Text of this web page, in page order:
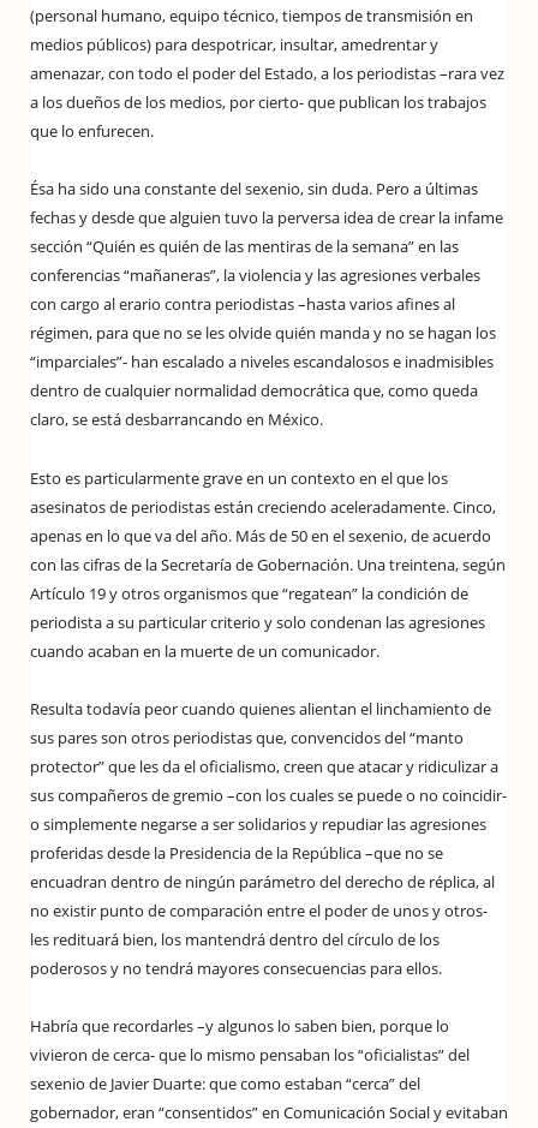
(personal humano, equipo técnico, tiempos de transmisión en
medios públicos) para despotricar, insultar, amedrentar y
amenazar, con todo el poder del Estado, a los periodistas –rara vez
a los dueños de los medios, por cierto- que publican los trabajos
que lo enfurecen.
Ésa ha sido una constante del sexenio, sin duda. Pero a últimas
fechas y desde que alguien tuvo la perversa idea de crear la infame
sección “Quién es quién de las mentiras de la semana” en las
conferencias “mañaneras”, la violencia y las agresiones verbales
con cargo al erario contra periodistas –hasta varios afines al
régimen, para que no se les olvide quién manda y no se hagan los
“imparciales”- han escalado a niveles escandalosos e inadmisibles
dentro de cualquier normalidad democrática que, como queda
claro, se está desbarrancando en México.
Esto es particularmente grave en un contexto en el que los
asesinatos de periodistas están creciendo aceleradamente. Cinco,
apenas en lo que va del año. Más de 50 en el sexenio, de acuerdo
con las cifras de la Secretaría de Gobernación. Una treintena, según
Artículo 19 y otros organismos que “regatean” la condición de
periodista a su particular criterio y solo condenan las agresiones
cuando acaban en la muerte de un comunicador.
Resulta todavía peor cuando quienes alientan el linchamiento de
sus pares son otros periodistas que, convencidos del “manto
protector” que les da el oficialismo, creen que atacar y ridiculizar a
sus compañeros de gremio –con los cuales se puede o no coincidir-
o simplemente negarse a ser solidarios y repudiar las agresiones
proferidas desde la Presidencia de la República –que no se
encuadran dentro de ningún parámetro del derecho de réplica, al
no existir punto de comparación entre el poder de unos y otros-
les redituará bien, los mantendrá dentro del círculo de los
poderosos y no tendrá mayores consecuencias para ellos.
Habría que recordarles –y algunos lo saben bien, porque lo
vivieron de cerca- que lo mismo pensaban los “oficialistas” del
sexenio de Javier Duarte: que como estaban “cerca” del
gobernador, eran “consentidos” en Comunicación Social y evitaban